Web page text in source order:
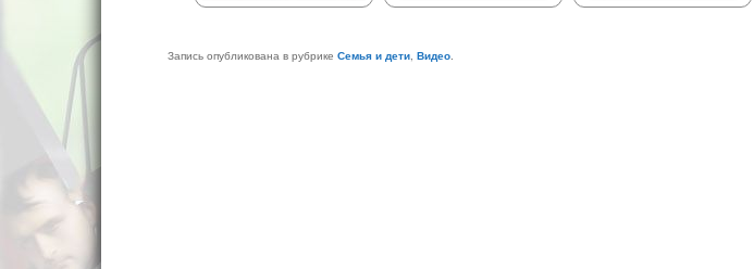
Запись опубликована в рубрикеСемья и дети,Видео.